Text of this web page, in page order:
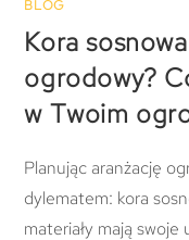
BLOG
Kora
ogrodowy?
w Twoim
Planując aranżację
dylematem: kora
materiały mają